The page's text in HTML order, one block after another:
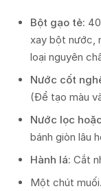
Bột gạo tẻ:
xay bột nước,
loại nguyên
Nước cốt
(Để tạo màu
Nước lọc
bánh giòn lâu
Hành lá: Cắt
Một chút muối.